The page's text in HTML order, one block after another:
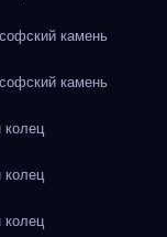
камень
камень